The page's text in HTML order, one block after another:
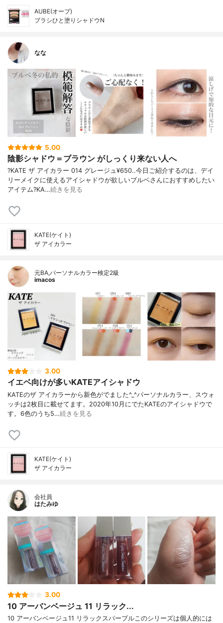
AUBE(オーブ)
ブラシひと塗りシャドウN
なな
5.00
陰影シャドウ＝ブラウン がしっくり来ない人へ
?KATE ザ アイカラー 014 グレージュ¥650..今日ご紹介するのは、デイ
リーメイクに使えるアイシャドウが欲しいブルベさんにおすすめしたい
アイテム?KA…続きを見る
KATE(ケイト)
ザ アイカラー
元BA,パーソナルカラー検定2級
imacos
3.00
イエベ向けが多いKATEアイシャドウ
KATEのザ アイカラーから新色がでました^_^パーソナルカラー、スウォ
ッチは2枚目に載せてます。2020年10月にでたKATEのアイシャドウで
す。6色のうち5…続きを見る
KATE(ケイト)
ザ アイカラー
会社員
はたみゆ
3.00
10 アーバンベージュ 11 リラック...
10 アーバンベージュ11 リラックスパープルこのシリーズは個人的には